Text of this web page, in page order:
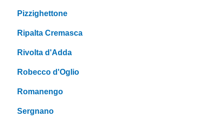
Pizzighettone
Ripalta Cremasca
Rivolta d'Adda
Robecco d'Oglio
Romanengo
Sergnano